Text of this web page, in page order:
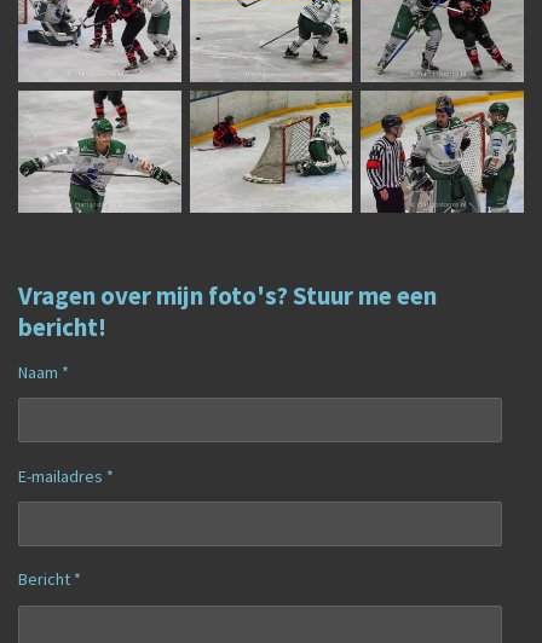
Vragen over mijn foto's? Stuur me een
bericht!
Naam *
E-mailadres *
Bericht *